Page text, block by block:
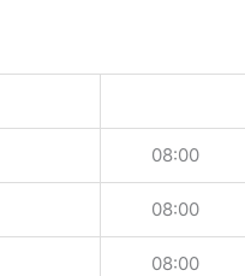
08:00
08:00
08:00